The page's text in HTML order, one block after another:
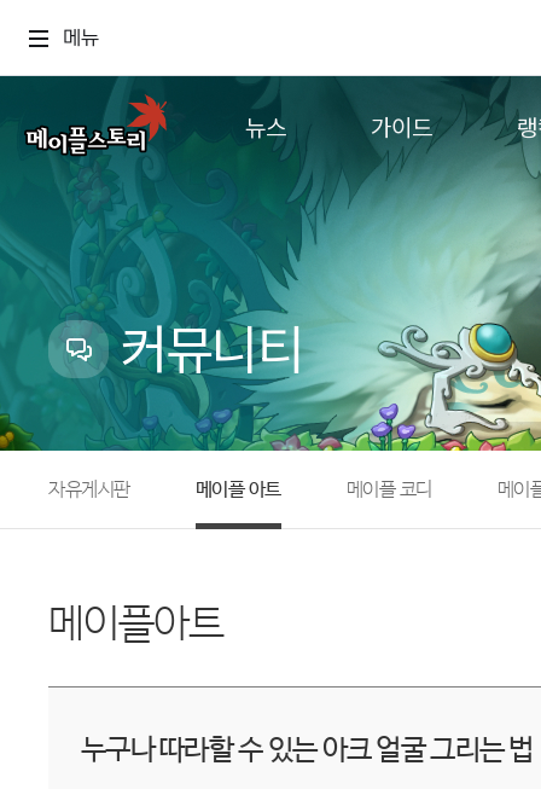
메뉴
뉴스
업데이트
이벤트
캐시샵 공지
메이플 알림판
with maple
가이드
추가정보
컨텐
커뮤니티
자유게시판 메이플 아트 메이플 코디 메이
메이플아트
누구나 따라할 수 있는 아크 얼굴 그리는 법